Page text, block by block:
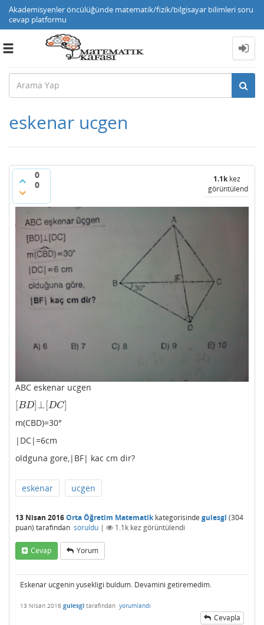
Akademisyenler öncülüğünde matematik/fizik/bilgisayar bilimleri soru
cevap platformu
Toggle
eskenar ucgen
0
0
1.1kkez
görüntülendi
ABC eskenar ucgen
[BD]⊥[DC]
BD]⊥[D C]
m(CBD)=30°
|DC|=6cm
oldguna gore,|BF| kac cm dir?
eskenar ucgen
13 Nisan 2016Orta Öğretim Matematikkategorisinde gulesgl (304
puan) tarafından soruldu | 1.1k kez görüntülendi
Cevap Yorum
Eskenar ucgenin yusekligi buldum. Devamini getiremedim.
13 Nisan 2016 gulesgl tarafından yorumlandı
Cevapla